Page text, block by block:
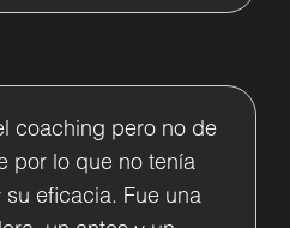
coaching pero no de
por lo que no tenía
eficacia. Fue una